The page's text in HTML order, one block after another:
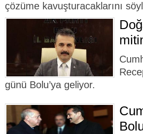
çözüme kavuşturacaklarını
günü Bolu’ya geliyor.